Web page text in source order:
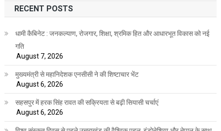
RECENT POSTS
धामी कैबिनेट : जनकल्याण, रोजगार, शिक्षा, श्रमिक हित और आधारभूत विकास को नई
गति
August 7, 2026
मुख्यमंत्री से महानिदेशक एनसीसी ने की शिष्टाचार भेंट
August 6, 2026
सहसपुर में हरक सिंह रावत की सक्रियता से बढ़ी सियासी चर्चाएं
August 6, 2026